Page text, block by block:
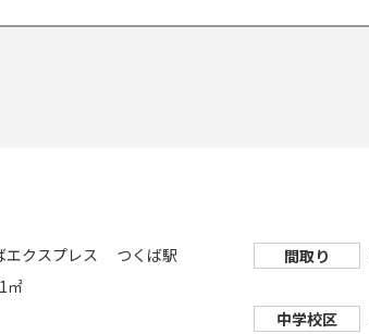
エクスプレス つくば駅 間取り
㎡
中学校区